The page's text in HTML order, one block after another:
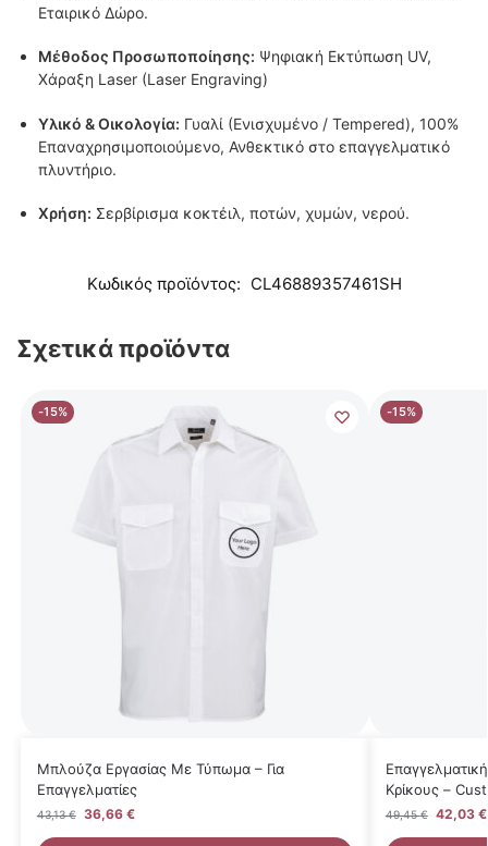
Εταιρικό Δώρο.
Μέθοδος Προσωποποίησης: Ψηφιακή Εκτύπωση UV,
Χάραξη Laser (Laser Engraving)
Υλικό & Οικολογία: Γυαλί (Ενισχυμένο / Tempered), 100%
Επαναχρησιμοποιούμενο, Ανθεκτικό στο επαγγελματικό
πλυντήριο.
Χρήση: Σερβίρισμα κοκτέιλ, ποτών, χυμών, νερού.
Κωδικός προϊόντος: CL46889357461SH
Σχετικά προϊόντα
-15%
Μπλούζα Εργασίας Mε Τύπωμα – Για
Επαγγελματίες
43,13€ 36,66 €
-15%
Κρίκους –
49,45€ 42,03 €